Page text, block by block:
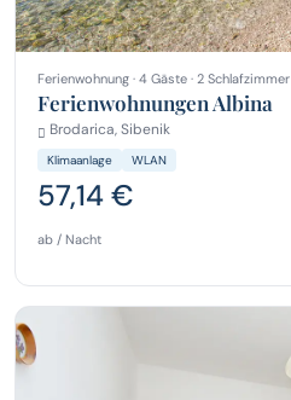
Ferienwohnung · 4 Gäste · 2 Schlafzimmer
Ferienwohnungen Albina
Brodarica, Sibenik
Klimaanlage WLAN
57,14 €
ab / Nacht